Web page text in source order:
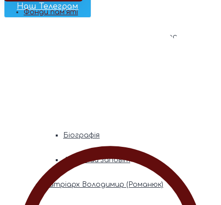
Наш Телеграм
Фонди пам’яті
Митрополита Володимира (Сабодана)
Біографія
Духовний заповіт
Патріарх Володимир (Романюк)